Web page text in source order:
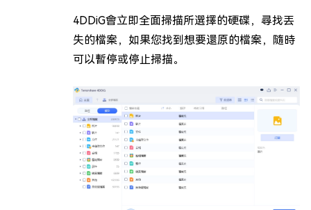
4DDiG會立即全面掃描所選擇的硬碟，尋找丟
失的檔案，如果您找到想要還原的檔案，隨時
可以暫停或停止掃描。